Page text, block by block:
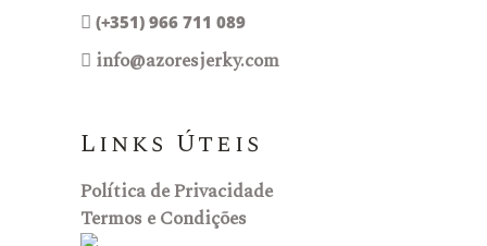
(+351) 966 711 089
info@azoresjerky.com
Links Úteis
Política de Privacidade
Termos e Condições